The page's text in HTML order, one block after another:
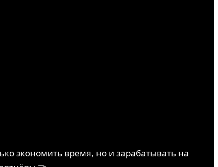
экономить время, но и зарабатывать на